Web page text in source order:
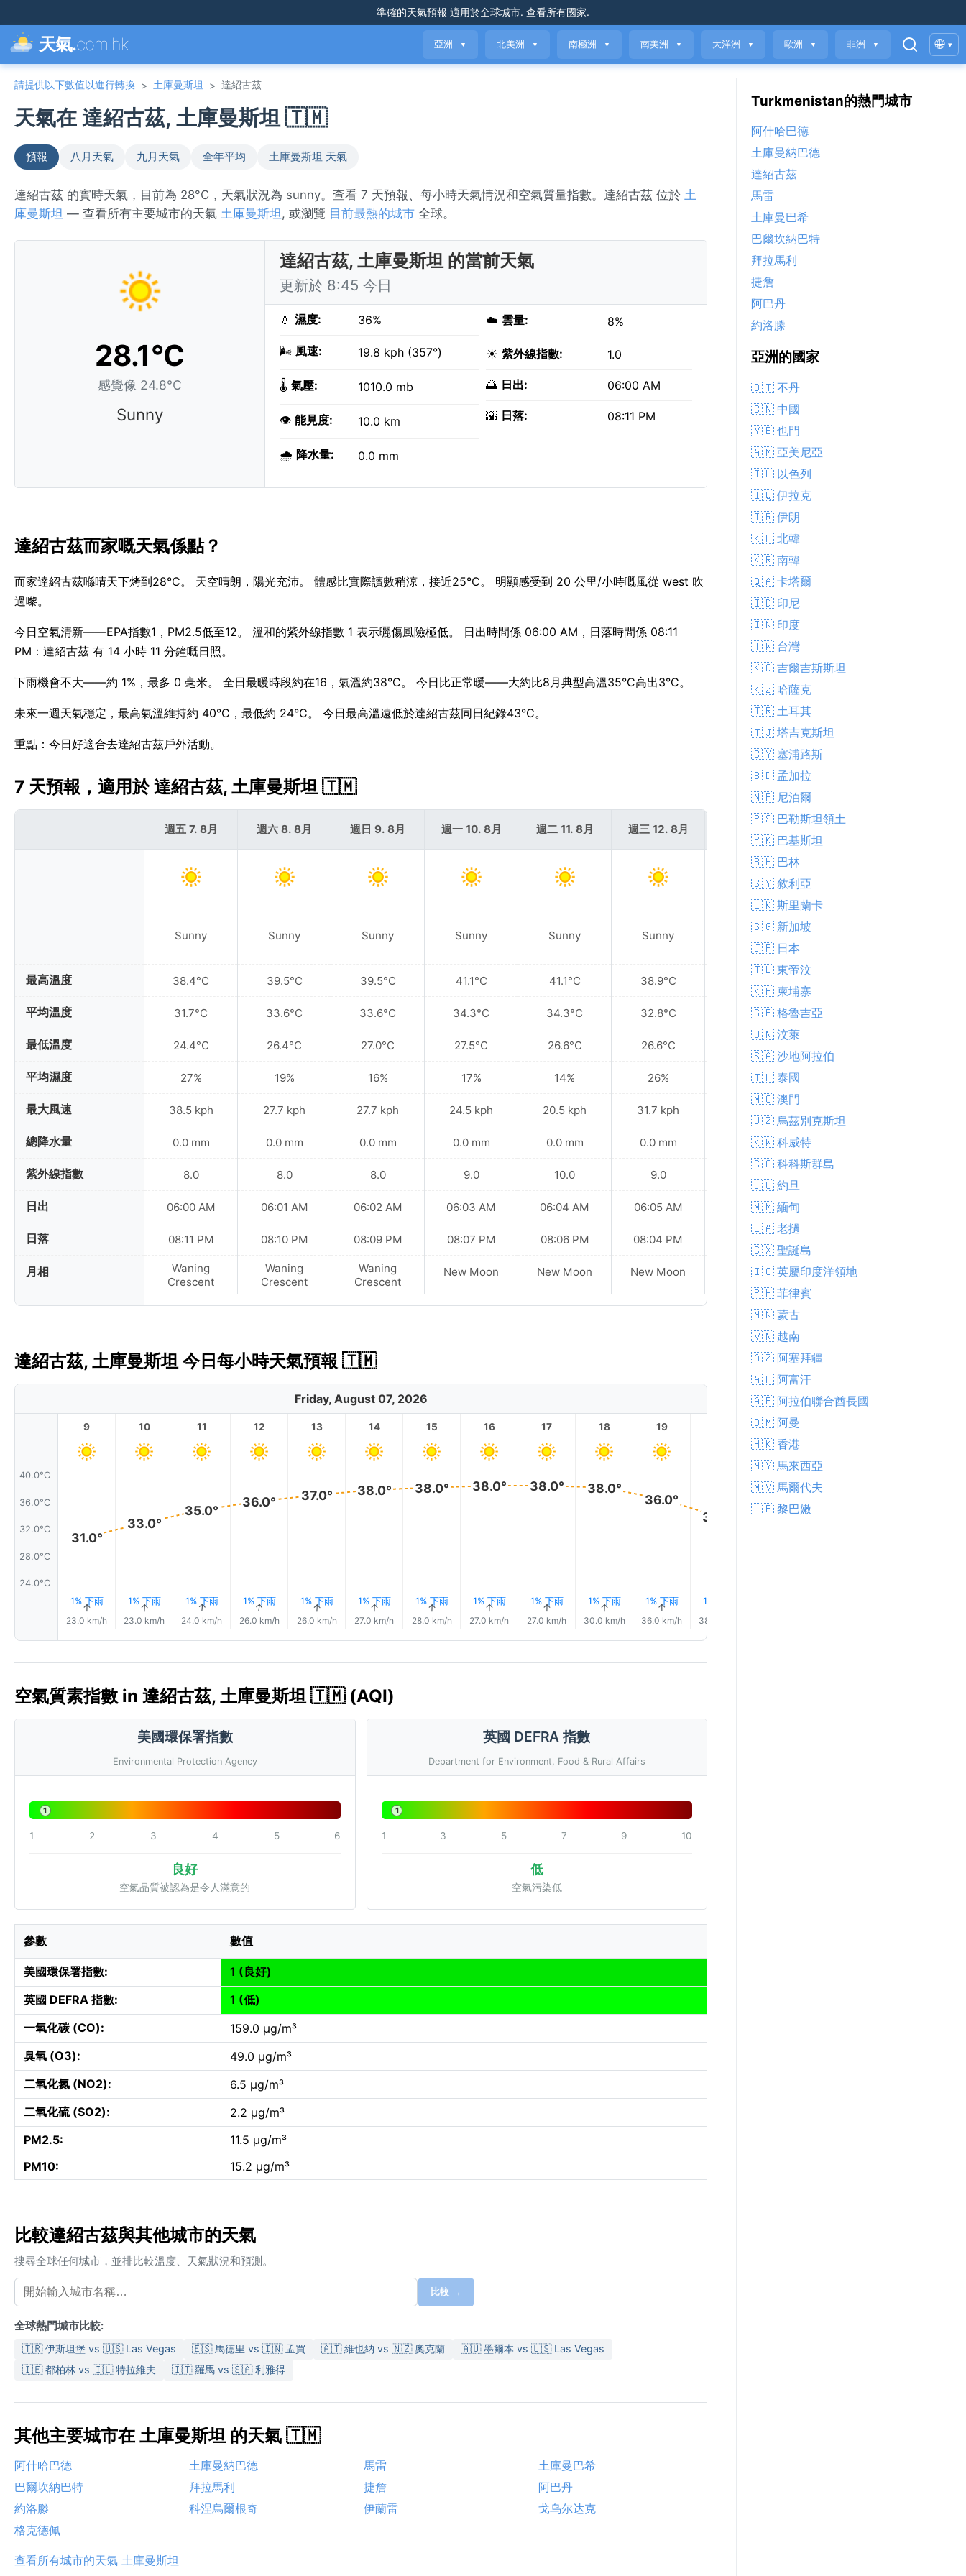
準確的天氣預報 適用於全球城市. 查看所有國家.
天氣.com.hk 亞洲 ▼ 北美洲 ▼ 南極洲 ▼ 南美洲 ▼ 大洋洲 ▼ 歐洲 ▼ 非洲 ▼ 🌐 ▾
請提供以下數值以進行轉換 > 土庫曼斯坦 > 達紹古茲
天氣在 達紹古茲, 土庫曼斯坦 🇹🇲
預報 八月天氣 九月天氣 全年平均 土庫曼斯坦 天氣
達紹古茲 的實時天氣，目前為 28°C，天氣狀況為 sunny。查看 7 天預報、每小時天氣情況和空氣質量指數。達紹古茲 位於 土
庫曼斯坦 — 查看所有主要城市的天氣 土庫曼斯坦, 或瀏覽 目前最熱的城市 全球。
28.1°C
感覺像 24.8°C
Sunny
達紹古茲, 土庫曼斯坦 的當前天氣
更新於 8:45 今日
💧 濕度: 36%
🌬️ 風速: 19.8 kph (357°)
🌡️ 氣壓: 1010.0 mb
👁️ 能見度: 10.0 km
🌧️ 降水量: 0.0 mm
☁️ 雲量: 8%
☀️ 紫外線指數: 1.0
🌅 日出: 06:00 AM
🌇 日落: 08:11 PM
達紹古茲而家嘅天氣係點？
而家達紹古茲喺晴天下烤到28°C。 天空晴朗，陽光充沛。 體感比實際讀數稍涼，接近25°C。 明顯感受到 20 公里/小時嘅風從 west 吹
過嚟。
今日空氣清新——EPA指數1，PM2.5低至12。 溫和的紫外線指數 1 表示曬傷風險極低。 日出時間係 06:00 AM，日落時間係 08:11
PM：達紹古茲 有 14 小時 11 分鐘嘅日照。
下雨機會不大——約 1%，最多 0 毫米。 全日最暖時段約在16，氣溫約38°C。 今日比正常暖——大約比8月典型高溫35°C高出3°C。
未來一週天氣穩定，最高氣溫維持約 40°C，最低約 24°C。 今日最高溫遠低於達紹古茲同日紀錄43°C。
重點：今日好適合去達紹古茲戶外活動。
7 天預報，適用於 達紹古茲, 土庫曼斯坦 🇹🇲
最高溫度
平均溫度
最低溫度
平均濕度
最大風速
總降水量
紫外線指數
日出
日落
月相
週五 7. 8月
Sunny
38.4°C
31.7°C
24.4°C
27%
38.5 kph
0.0 mm
8.0
06:00 AM
08:11 PM
Waning
Crescent
週六 8. 8月
Sunny
39.5°C
33.6°C
26.4°C
19%
27.7 kph
0.0 mm
8.0
06:01 AM
08:10 PM
Waning
Crescent
週日 9. 8月
Sunny
39.5°C
33.6°C
27.0°C
16%
27.7 kph
0.0 mm
8.0
06:02 AM
08:09 PM
Waning
Crescent
週一 10. 8月
Sunny
41.1°C
34.3°C
27.5°C
17%
24.5 kph
0.0 mm
9.0
06:03 AM
08:07 PM
New Moon
週二 11. 8月
Sunny
41.1°C
34.3°C
26.6°C
14%
20.5 kph
0.0 mm
10.0
06:04 AM
08:06 PM
New Moon
週三 12. 8月
Sunny
38.9°C
32.8°C
26.6°C
26%
31.7 kph
0.0 mm
9.0
06:05 AM
08:04 PM
New Moon
週四 13. 8月
Sunny
32.1°C
25%
0.0 mm
06:06 AM
New Moon
達紹古茲, 土庫曼斯坦 今日每小時天氣預報 🇹🇲
Friday, August 07, 2026
40.0°C
36.0°C
32.0°C
28.0°C
24.0°C
9
31.0°
1% 下雨
↑
23.0 km/h
10
33.0°
1% 下雨
↑
23.0 km/h
11
35.0°
1% 下雨
↑
24.0 km/h
12
36.0°
1% 下雨
↑
26.0 km/h
13
37.0°
1% 下雨
↑
26.0 km/h
14
38.0°
1% 下雨
↑
27.0 km/h
15
38.0°
1% 下雨
↑
28.0 km/h
16
38.0°
1% 下雨
↑
27.0 km/h
17
38.0°
1% 下雨
↑
27.0 km/h
18
38.0°
1% 下雨
↑
30.0 km/h
19
36.0°
1% 下雨
↑
36.0 km/h
34.0°
1% 下雨
38.0 km/h
21
空氣質素指數 in 達紹古茲, 土庫曼斯坦 🇹🇲 (AQI)
美國環保署指數
Environmental Protection Agency
1
1 2 3 4 5 6
良好
空氣品質被認為是令人滿意的
英國 DEFRA 指數
Department for Environment, Food & Rural Affairs
1
1 3 5 7 9 10
低
空氣污染低
參數 數值
美國環保署指數:
1 (良好)
英國 DEFRA 指數:
1 (低)
一氧化碳 (CO):
159.0 µg/m³
臭氧 (O3):
49.0 µg/m³
二氧化氮 (NO2):
6.5 µg/m³
二氧化硫 (SO2):
2.2 µg/m³
PM2.5:
11.5 µg/m³
PM10:
15.2 µg/m³
比較達紹古茲與其他城市的天氣
搜尋全球任何城市，並排比較溫度、天氣狀況和預測。
比較 →
全球熱門城市比較:
🇹🇷 伊斯坦堡 vs 🇺🇸 Las Vegas 🇪🇸 馬德里 vs 🇮🇳 孟買 🇦🇹 維也納 vs 🇳🇿 奧克蘭
🇦🇺 墨爾本 vs 🇺🇸 Las Vegas
🇮🇪 都柏林 vs 🇮🇱 特拉維夫
🇮🇹 羅馬 vs 🇸🇦 利雅得
其他主要城市在 土庫曼斯坦 的天氣 🇹🇲
阿什哈巴德 土庫曼納巴德 馬雷
土庫曼巴希
巴爾坎納巴特
拜拉馬利 捷詹
阿巴丹
約洛滕
科涅烏爾根奇 伊蘭雷
戈乌尔达克
格克德佩
查看所有城市的天氣 土庫曼斯坦
Turkmenistan的熱門城市
阿什哈巴德
土庫曼納巴德
達紹古茲
馬雷
土庫曼巴希
巴爾坎納巴特
拜拉馬利
捷詹
阿巴丹
約洛滕
亞洲的國家
🇧🇹 不丹
🇨🇳 中國
🇾🇪 也門
🇦🇲 亞美尼亞
🇮🇱 以色列
🇮🇶 伊拉克
🇮🇷 伊朗
🇰🇵 北韓
🇰🇷 南韓
🇶🇦 卡塔爾
🇮🇩 印尼
🇮🇳 印度
🇹🇼 台灣
🇰🇬 吉爾吉斯斯坦
🇰🇿 哈薩克
🇹🇷 土耳其
🇹🇯 塔吉克斯坦
🇨🇾 塞浦路斯
🇧🇩 孟加拉
🇳🇵 尼泊爾
🇵🇸 巴勒斯坦領土
🇵🇰 巴基斯坦
🇧🇭 巴林
🇸🇾 敘利亞
🇱🇰 斯里蘭卡
🇸🇬 新加坡
🇯🇵 日本
🇹🇱 東帝汶
🇰🇭 柬埔寨
🇬🇪 格魯吉亞
🇧🇳 汶萊
🇸🇦 沙地阿拉伯
🇹🇭 泰國
🇲🇴 澳門
🇺🇿 烏茲別克斯坦
🇰🇼 科威特
🇨🇨 科科斯群島
🇯🇴 約旦
🇲🇲 緬甸
🇱🇦 老撾
🇨🇽 聖誕島
🇮🇴 英屬印度洋領地
🇵🇭 菲律賓
🇲🇳 蒙古
🇻🇳 越南
🇦🇿 阿塞拜疆
🇦🇫 阿富汗
🇦🇪 阿拉伯聯合酋長國
🇴🇲 阿曼
🇭🇰 香港
🇲🇾 馬來西亞
🇲🇻 馬爾代夫
🇱🇧 黎巴嫩